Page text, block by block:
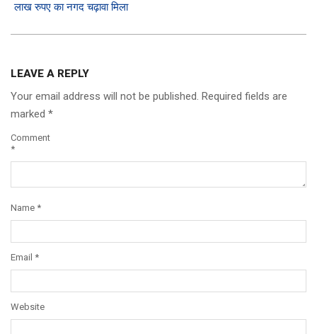
लाख रुपए का नगद चढ़ावा मिला
LEAVE A REPLY
Your email address will not be published. Required fields are
marked *
Comment
*
Name *
Email *
Website